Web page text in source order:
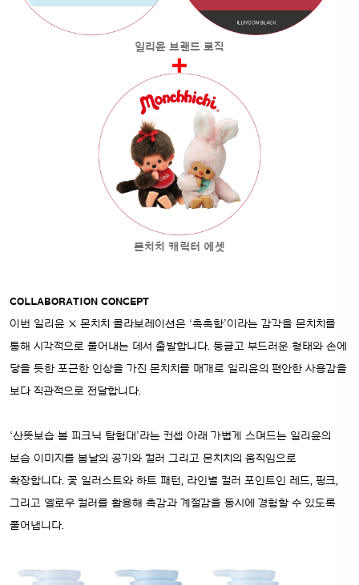
일리윤 브랜드 로직
몬치치 캐릭터 에셋
COLLABORATION CONCEPT
이번 일리윤 × 몬치치 콜라보레이션은 ‘촉촉함’이라는 감각을 몬치치를
통해 시각적으로 풀어내는 데서 출발합니다. 둥글고 부드러운 형태와 손에
닿을 듯한 포근한 인상을 가진 몬치치를 매개로 일리윤의 편안한 사용감을
보다 직관적으로 전달합니다.
‘산뜻보습 봄 피크닉 탐험대’라는 컨셉 아래 가볍게 스며드는 일리윤의
보습 이미지를 봄날의 공기와 컬러 그리고 몬치치의 움직임으로
확장합니다. 꽃 일러스트와 하트 패턴, 라인별 컬러 포인트인 레드, 핑크,
그리고 옐로우 컬러를 활용해 촉감과 계절감을 동시에 경험할 수 있도록
풀어냅니다.